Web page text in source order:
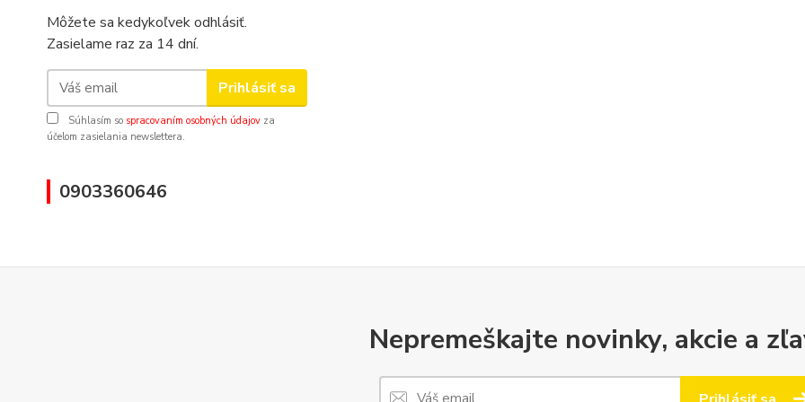
Môžete sa kedykoľvek odhlásiť.
Zasielame raz za 14 dní.
Prihlásiť sa
Súhlasím so spracovaním osobných údajov za
účelom zasielania newslettera.
0903360646
Nepremeškajte novinky, akcie a